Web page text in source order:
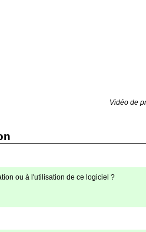
Vidéo de
ou à l'utilisation de ce logiciel ?